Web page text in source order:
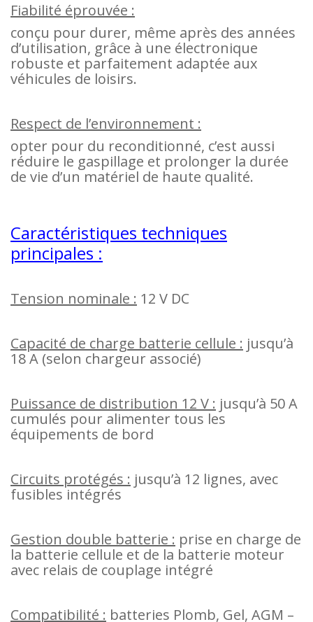
Fiabilité éprouvée :
conçu pour durer, même après des années
d’utilisation, grâce à une électronique
robuste et parfaitement adaptée aux
véhicules de loisirs.
Respect de l’environnement :
opter pour du reconditionné, c’est aussi
réduire le gaspillage et prolonger la durée
de vie d’un matériel de haute qualité.
Caractéristiques techniques
principales :
Tension nominale : 12 V DC
Capacité de charge batterie cellule : jusqu’à
18 A (selon chargeur associé)
Puissance de distribution 12 V : jusqu’à 50 A
cumulés pour alimenter tous les
équipements de bord
Circuits protégés : jusqu’à 12 lignes, avec
fusibles intégrés
Gestion double batterie : prise en charge de
la batterie cellule et de la batterie moteur
avec relais de couplage intégré
Compatibilité : batteries Plomb, Gel, AGM –